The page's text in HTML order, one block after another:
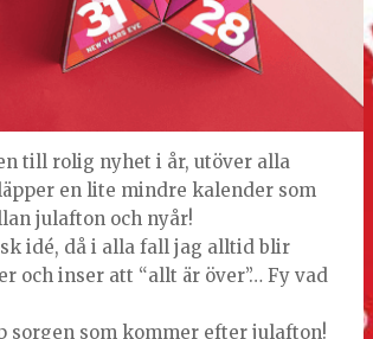
till rolig nyhet i år, utöver alla
en lite mindre kalender som
julafton och nyår!
idé, då i alla fall jag alltid blir
och inser att “allt är över”… Fy vad
sorgen som kommer efter julafton!